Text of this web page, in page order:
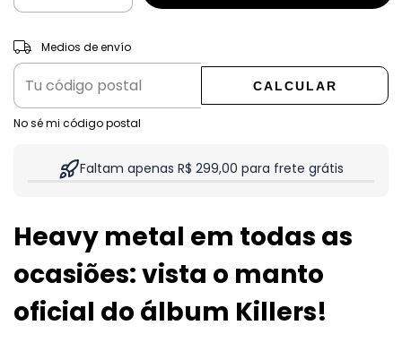
Entregas para el CP:
Medios de envío
CALCULAR
No sé mi código postal
Faltam apenas R$ 299,00 para frete grátis
Heavy metal em todas as
ocasiões: vista o manto
oficial do álbum Killers!